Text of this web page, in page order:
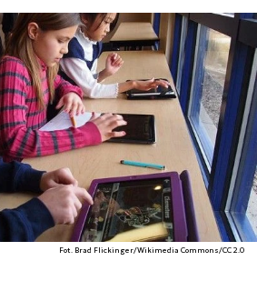
Fot. Brad Flickinger/Wikimedia Commons/CC 2.0